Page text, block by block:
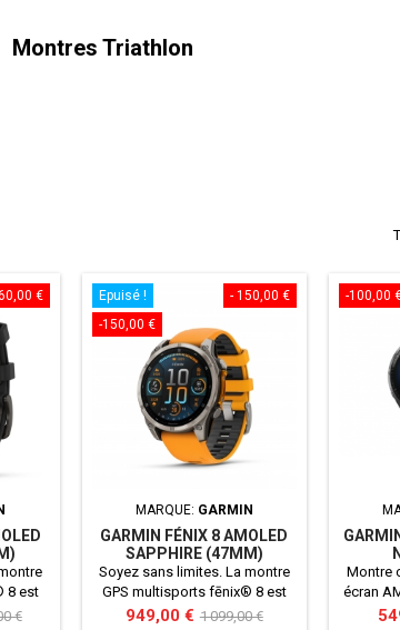
Montres Triathlon
€
8 est
€
- 150,00 €
Epuisé !
-150,00 €
MARQUE: GARMIN
GARMIN FÉNIX 8 AMOLED
SAPPHIRE (47MM)
Soyez sans limites. La montre
GPS multisports fēnix® 8 est
conçue pour les athlètes
Prix
949,00 € Prix
1 099,00 €
-100,00
Montre
écran
d'une